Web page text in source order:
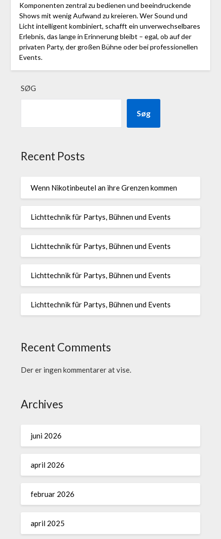
Komponenten zentral zu bedienen und beeindruckende
Shows mit wenig Aufwand zu kreieren. Wer Sound und
Licht intelligent kombiniert, schafft ein unverwechselbares
Erlebnis, das lange in Erinnerung bleibt – egal, ob auf der
privaten Party, der großen Bühne oder bei professionellen
Events.
SØG
Søg
Recent Posts
Wenn Nikotinbeutel an ihre Grenzen kommen
Lichttechnik für Partys, Bühnen und Events
Lichttechnik für Partys, Bühnen und Events
Lichttechnik für Partys, Bühnen und Events
Lichttechnik für Partys, Bühnen und Events
Recent Comments
Der er ingen kommentarer at vise.
Archives
juni 2026
april 2026
februar 2026
april 2025